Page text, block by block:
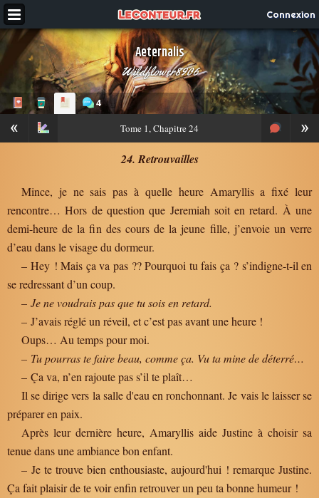
Connexion
Aeternalis
Wildflower8906
4
« »
Tome 1, Chapitre 24
24. Retrouvailles
Mince, je ne sais pas à quelle heure Amaryllis a fixé leur
rencontre… Hors de question que Jeremiah soit en retard. À une
demi-heure de la fin des cours de la jeune fille, j’envoie un verre
d’eau dans le visage du dormeur.
– Hey ! Mais ça va pas ?? Pourquoi tu fais ça ? s’indigne-t-il en
se redressant d’un coup.
– Je ne voudrais pas que tu sois en retard.
– J’avais réglé un réveil, et c’est pas avant une heure !
Oups… Au temps pour moi.
– Tu pourras te faire beau, comme ça. Vu ta mine de déterré…
– Ça va, n’en rajoute pas s’il te plaît…
Il se dirige vers la salle d'eau en ronchonnant. Je vais le laisser se
préparer en paix.
Après leur dernière heure, Amaryllis aide Justine à choisir sa
tenue dans une ambiance bon enfant.
– Je te trouve bien enthousiaste, aujourd'hui ! remarque Justine.
Ça fait plaisir de te voir enfin retrouver un peu ta bonne humeur !